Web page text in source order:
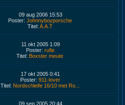
09 aug 2006 15:53
Poster: Johnnyboyporsche
Titel: A.A.T
11 okt 2005 1:09
Poster: rufie
Titel: Boxster meute
17 okt 2005 0:41
Poster: 911-lover
Titel: Nordschleife 16/10 met Ro...
09 sep 2005 20:44